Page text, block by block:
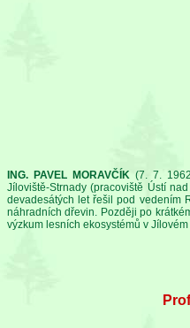
ING. PAVEL MORAVČÍK(7. 7.
Jíloviště-Strnady (pracoviště Ústí
devadesátých let řešil pod vedením
náhradních dřevin. Později po
výzkum lesních ekosystémů v